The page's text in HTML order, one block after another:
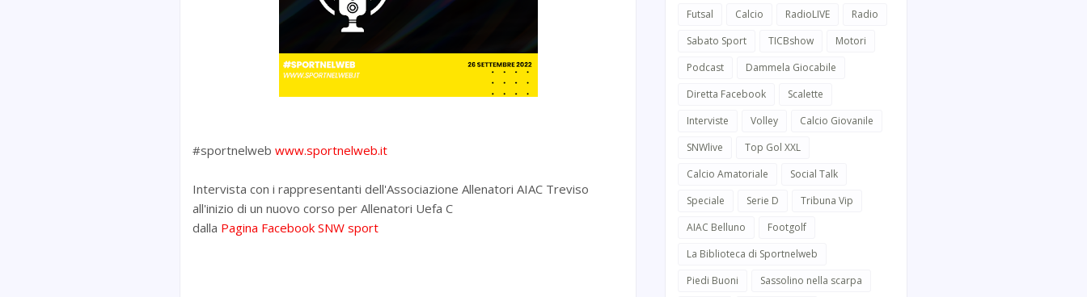
#sportnelweb www.sportnelweb.it
Intervista con i rappresentanti dell'Associazione Allenatori AIAC Treviso
all'inizio di un nuovo corso per Allenatori Uefa C
dalla Pagina Facebook SNW sport
Futsal
Calcio RadioLIVE
Radio
Sabato Sport
TICBshow
Motori
Podcast
Dammela Giocabile
Diretta Facebook
Scalette
Interviste
Volley
Calcio Giovanile
SNWlive
Top Gol XXL
Calcio Amatoriale
Social Talk
Speciale
Serie D
Tribuna Vip
AIAC Belluno
Footgolf
La Biblioteca di Sportnelweb
Piedi Buoni
Sassolino nella scarpa